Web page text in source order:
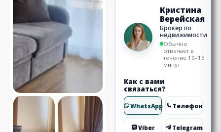
Кристина
Верейская
Брокер по
недвижимости
Обычно
отвечает в
течение 10–15
минут
Как с вами
связаться?
WhatsApp Телефон
Viber Telegram